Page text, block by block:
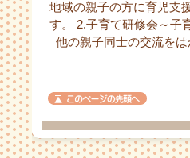
地域の親子の方に育児支
す。 2.子育て研修会～子
他の親子同士の交流を